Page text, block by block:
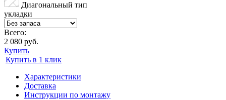
Диагональный тип
укладки
Всего:
2 080 руб.
Купить
Купить в 1 клик
Характеристики
Доставка
Инструкции по монтажу